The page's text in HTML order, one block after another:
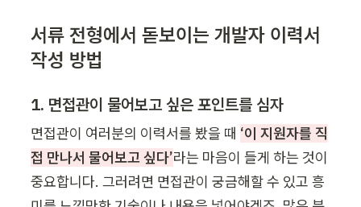
서류 전형에서 돋보이는 개발자 이력서
작성 방법
1. 면접관이 물어보고 싶은 포인트를 심자
면접관이 여러분의 이력서를 봤을 때 ‘이 지원자를 직
접 만나서 물어보고 싶다’라는 마음이 들게 하는 것이
중요합니다. 그러려면 면접관이 궁금해할 수 있고 흥